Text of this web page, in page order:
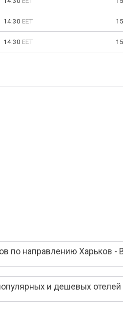
14:30 EET
14:30 EET
по направлению Харьков -
и дешевых отелей